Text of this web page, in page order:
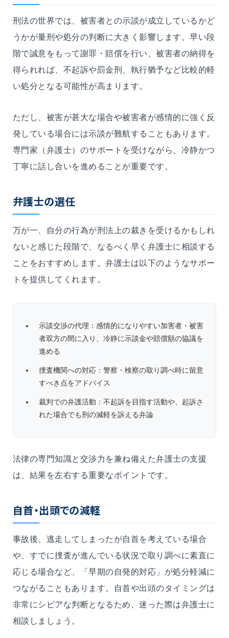
刑法の世界では、被害者との示談が成立しているかど
うかが量刑や処分の判断に大きく影響します。早い段
階で誠意をもって謝罪・賠償を行い、被害者の納得を
得られれば、不起訴や罰金刑、執行猶予など比較的軽
い処分となる可能性が高まります。
ただし、被害が甚大な場合や被害者が感情的に強く反
発している場合には示談が難航することもあります。
専門家（弁護士）のサポートを受けながら、冷静かつ
丁寧に話し合いを進めることが重要です。
弁護士の選任
万が一、自分の行為が刑法上の裁きを受けるかもしれ
ないと感じた段階で、なるべく早く弁護士に相談する
ことをおすすめします。弁護士は以下のようなサポー
トを提供してくれます。
示談交渉の代理：感情的になりやすい加害者・被害
者双方の間に入り、冷静に示談金や賠償額の協議を
進める
捜査機関への対応：警察・検察の取り調べ時に留意
すべき点をアドバイス
裁判での弁護活動：不起訴を目指す活動や、起訴さ
れた場合でも刑の減軽を訴える弁論
法律の専門知識と交渉力を兼ね備えた弁護士の支援
は、結果を左右する重要なポイントです。
自首・出頭での減軽
事故後、逃走してしまったが自首を考えている場合
や、すでに捜査が進んでいる状況で取り調べに素直に
応じる場合など、「早期の自発的対応」が処分軽減に
つながることもあります。自首や出頭のタイミングは
非常にシビアな判断となるため、迷った際は弁護士に
相談しましょう。